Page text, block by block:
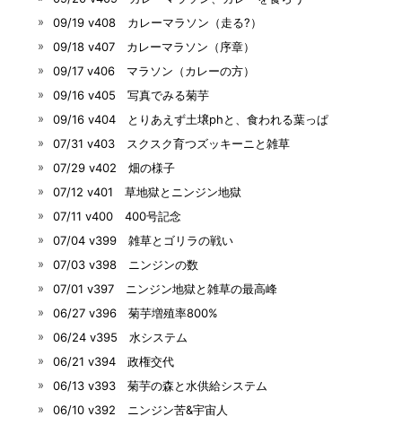
09/19 v408 カレーマラソン（走る?）
09/18 v407 カレーマラソン（序章）
09/17 v406 マラソン（カレーの方）
09/16 v405 写真でみる菊芋
09/16 v404 とりあえず土壌phと、食われる葉っぱ
07/31 v403 スクスク育つズッキーニと雑草
07/29 v402 畑の様子
07/12 v401 草地獄とニンジン地獄
07/11 v400 400号記念
07/04 v399 雑草とゴリラの戦い
07/03 v398 ニンジンの数
07/01 v397 ニンジン地獄と雑草の最高峰
06/27 v396 菊芋増殖率800%
06/24 v395 水システム
06/21 v394 政権交代
06/13 v393 菊芋の森と水供給システム
06/10 v392 ニンジン苦&宇宙人